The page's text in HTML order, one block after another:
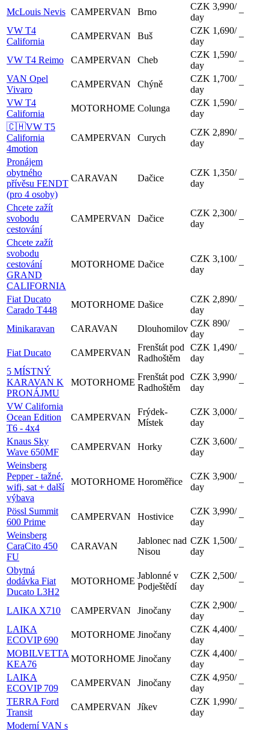
McLouis Nevis CAMPERVAN Brno
CZK 3,990/
day
–
VW T4
California
CAMPERVAN Buš
CZK 1,690/
day
–
VW T4 Reimo CAMPERVAN Cheb
CZK 1,590/
day
–
VAN Opel
Vivaro
CAMPERVAN Chýně
CZK 1,700/
day
–
VW T4
California
MOTORHOME Colunga
CZK 1,590/
day
–
🇨🇭VW T5
California
4motion
CAMPERVAN Curych
CZK 2,890/
day
–
Pronájem
obytného
přívěsu FENDT
(pro 4 osoby)
CARAVAN Dačice
CZK 1,350/
day
–
Chcete zažít
svobodu
cestování
CAMPERVAN Dačice
CZK 2,300/
day
–
Chcete zažít
svobodu
cestování
GRAND
CALIFORNIA
MOTORHOME Dačice
CZK 3,100/
day
–
Fiat Ducato
Carado T448
MOTORHOME Dašice
CZK 2,890/
day
–
Minikaravan CARAVAN Dlouhomilov
CZK 890/
day
–
Fiat Ducato CAMPERVAN
Frenštát pod
Radhoštěm
CZK 1,490/
day
–
5 MÍSTNÝ
KARAVAN K
PRONÁJMU
MOTORHOME
Frenštát pod
Radhoštěm
CZK 3,990/
day
–
VW California
Ocean Edition
T6 - 4x4
CAMPERVAN
Frýdek-
Místek
CZK 3,000/
day
–
Knaus Sky
Wave 650MF
CAMPERVAN Horky
CZK 3,600/
day
–
Weinsberg
Pepper - tažné,
wifi, sat + další
výbava
MOTORHOME Horoměřice
CZK 3,900/
day
–
Pössl Summit
600 Prime
CAMPERVAN Hostivice
CZK 3,990/
day
–
Weinsberg
CaraCito 450
FU
CARAVAN
Jablonec nad
Nisou
CZK 1,500/
day
–
Obytná
dodávka Fiat
Ducato L3H2
MOTORHOME
Jablonné v
Podještědí
CZK 2,500/
day
–
LAIKA X710 CAMPERVAN Jinočany
CZK 2,900/
day
–
LAIKA
ECOVIP 690
MOTORHOME Jinočany
CZK 4,400/
day
–
MOBILVETTA
KEA76
MOTORHOME Jinočany
CZK 4,400/
day
–
LAIKA
ECOVIP 709
CAMPERVAN Jinočany
CZK 4,950/
day
–
TERRA Ford
Transit
CAMPERVAN Jíkev
CZK 1,990/
day
–
Moderní VAN s